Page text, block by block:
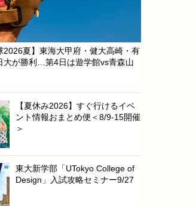
2026夏】東海大甲府・健大高崎・有
大が勝利…第4日は遊学館vs青森山
【夏休み2026】すぐ行けるイベ
ント情報おまとめ便＜8/9-15開催
＞
東大新学部「UTokyo College of
Design」入試攻略セミナー9/27